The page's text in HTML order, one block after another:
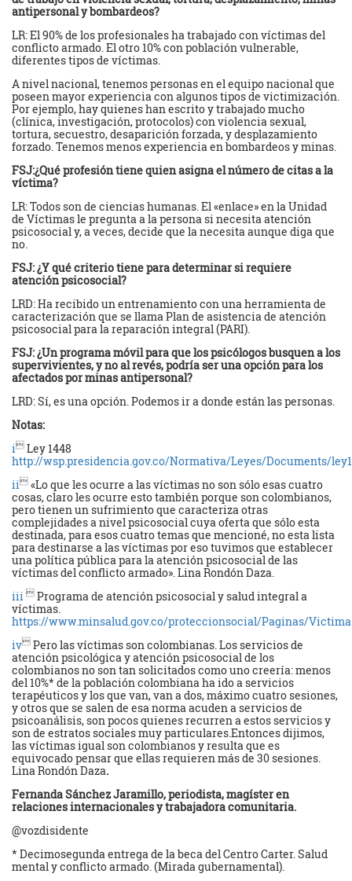
antipersonal y bombardeos?
LR: El 90% de los profesionales ha trabajado con víctimas del
conflicto armado. El otro 10% con población vulnerable,
diferentes tipos de víctimas.
A nivel nacional, tenemos personas en el equipo nacional que
poseen mayor experiencia con algunos tipos de victimización.
Por ejemplo, hay quienes han escrito y trabajado mucho
(clínica, investigación, protocolos) con violencia sexual,
tortura, secuestro, desaparición forzada, y desplazamiento
forzado. Tenemos menos experiencia en bombardeos y minas.
FSJ:¿Qué profesión tiene quien asigna el número de citas a la
víctima?
LR: Todos son de ciencias humanas. El «enlace» en la Unidad
de Víctimas le pregunta a la persona si necesita atención
psicosocial y, a veces, decide que la necesita aunque diga que
no.
FSJ: ¿Y qué criterio tiene para determinar si requiere
atención psicosocial?
LRD: Ha recibido un entrenamiento con una herramienta de
caracterización que se llama Plan de asistencia de atención
psicosocial para la reparación integral (PARI).
FSJ: ¿Un programa móvil para que los psicólogos busquen a los
supervivientes, y no al revés, podría ser una opción para los
afectados por minas antipersonal?
LRD: Sí, es una opción. Podemos ir a donde están las personas.
Notas:
i Ley 1448
http://wsp.presidencia.gov.co/Normativa/Leyes/Documents/
ii «Lo que les ocurre a las víctimas no son sólo esas cuatro
cosas, claro les ocurre esto también porque son colombianos,
pero tienen un sufrimiento que caracteriza otras
complejidades a nivel psicosocial cuya oferta que sólo esta
destinada, para esos cuatro temas que mencioné, no esta lista
para destinarse a las víctimas por eso tuvimos que establecer
una política pública para la atención psicosocial de las
víctimas del conflicto armado». Lina Rondón Daza.
iii  Programa de atención psicosocial y salud integral a
víctimas.
https://www.minsalud.gov.co/proteccionsocial/Paginas/
iv Pero las víctimas son colombianas. Los servicios de
atención psicológica y atención psicosocial de los
colombianos no son tan solicitados como uno creería: menos
del 10%* de la población colombiana ha ido a servicios
terapéuticos y los que van, van a dos, máximo cuatro sesiones,
y otros que se salen de esa norma acuden a servicios de
psicoanálisis, son pocos quienes recurren a estos servicios y
son de estratos sociales muy particulares.Entonces dijimos,
las víctimas igual son colombianos y resulta que es
equivocado pensar que ellas requieren más de 30 sesiones.
Lina Rondón Daza.
Fernanda Sánchez Jaramillo, periodista, magíster en
relaciones internacionales y trabajadora comunitaria.
@vozdisidente
* Decimosegunda entrega de la beca del Centro Carter. Salud
mental y conflicto armado. (Mirada gubernamental).